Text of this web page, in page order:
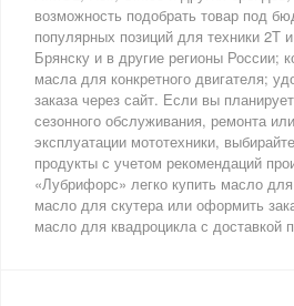
возможность подобрать товар под
популярных позиций для техники 2T
Брянску и в другие регионы России;
масла для конкретного двигателя;
заказа через сайт. Если вы
сезонного обслуживания, ремонта
эксплуатации мототехники,
продукты с учетом рекомендаций
«Лубрифорс» легко купить масло
масло для скутера или оформить
масло для квадроцикла с доставкой